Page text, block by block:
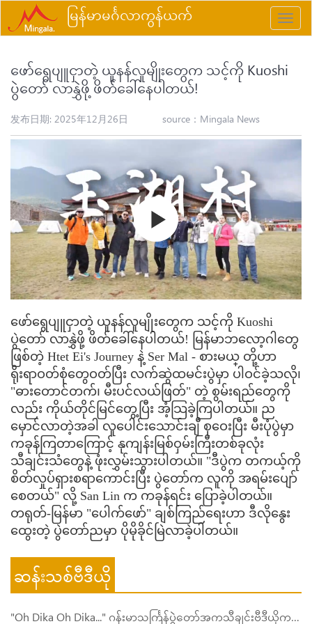
Toggle
မြန်မာမင်္ဂလာကွန်ယက်
ဖော်ရွေပျူငှာတဲ့ ယူနန်လူမျိုးတွေက သင့်ကို Kuoshi
ပွဲတော် လာနွှဲဖို့ ဖိတ်ခေါ်နေပါတယ်!
发布日期: 2025年12月26日 source： Mingala News
ဖော်ရွေပျူငှာတဲ့ ယူနန်လူမျိုးတွေက သင့်ကို Kuoshi
ပွဲတော် လာနွှဲဖို့ ဖိတ်ခေါ်နေပါတယ်! မြန်မာဘလော့ဂါတွေ
ဖြစ်တဲ့ Htet Ei's Journey နဲ့ Ser Mal - စားမယ္ တို့ဟာ
ရိုးရာဝတ်စုံတွေဝတ်ပြီး လက်ဆွဲထမင်းပွဲမှာ ပါဝင်ခဲ့သလို၊
"ဓားတောင်တက်၊ မီးပင်လယ်ဖြတ်" တဲ့ စွမ်းရည်တွေကို
လည်း ကိုယ်တိုင်မြင်တွေ့ပြီး အံ့သြခဲ့ကြပါတယ်။ ည
မှောင်လာတဲ့အခါ လူပေါင်းသောင်းချီ စုဝေးပြီး မီးပုံပွဲမှာ
ကခုန်ကြတာကြောင့် နုကျန်းမြစ်ဝှမ်းကြီးတစ်ခုလုံး
သီချင်းသံတွေနဲ့ ဖုံးလွှမ်းသွားပါတယ်။ "ဒီပွဲက တကယ့်ကို
စိတ်လှုပ်ရှားစရာကောင်းပြီး ပွဲတော်က လူကို အရမ်းပျော်
စေတယ်" လို့ San Lin က ကခုန်ရင်း ပြောခဲ့ပါတယ်။
တရုတ်-မြန်မာ "ပေါက်ဖော်" ချစ်ကြည်ရေးဟာ ဒီလိုနွေး
ထွေးတဲ့ ပွဲတော်ညမှာ ပိုမိုခိုင်မြဲလာခဲ့ပါတယ်။
ဆန်းသစ်ဗီဒီယို
"Oh Dika Oh Dika..." ဂန်းမာသင်္ကြန်ပွဲတော်အကသီချင်းဗီဒီယိုကတော့ ဒီနှစ်မှာ အားလုံးစောင့်မျှော်နေကြတဲ့ သီချင်းလေး ထွက်ရှိလာပြီဖြစ်ပါသည်။